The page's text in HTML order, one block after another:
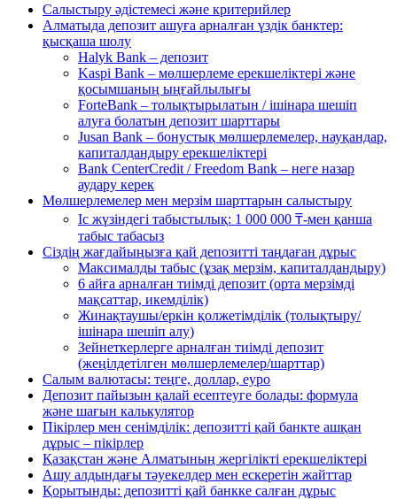
Салыстыру әдістемесі және критерийлер
Алматыда депозит ашуға арналған үздік банктер:
қысқаша шолу
Halyk Bank – депозит
Kaspi Bank – мөлшерлеме ерекшеліктері және
қосымшаның ыңғайлылығы
ForteBank – толықтырылатын / ішінара шешіп
алуға болатын депозит шарттары
Jusan Bank – бонустық мөлшерлемелер, науқандар,
капиталдандыру ерекшеліктері
Bank CenterCredit / Freedom Bank – неге назар
аудару керек
Мөлшерлемелер мен мерзім шарттарын салыстыру
Іс жүзіндегі табыстылық: 1 000 000 ₸-мен қанша
табыс табасыз
Сіздің жағдайыңызға қай депозитті таңдаған дұрыс
Максималды табыс (ұзақ мерзім, капиталдандыру)
6 айға арналған тиімді депозит (орта мерзімді
мақсаттар, икемділік)
Жинақтаушы/еркін қолжетімділік (толықтыру/
ішінара шешіп алу)
Зейнеткерлерге арналған тиімді депозит
(жеңілдетілген мөлшерлемелер/шарттар)
Салым валютасы: теңге, доллар, еуро
Депозит пайызын қалай есептеуге болады: формула
және шағын калькулятор
Пікірлер мен сенімділік: депозитті қай банкте ашқан
дұрыс – пікірлер
Қазақстан және Алматының жергілікті ерекшеліктері
Ашу алдындағы тәуекелдер мен ескеретін жайттар
Қорытынды: депозитті қай банкке салған дұрыс